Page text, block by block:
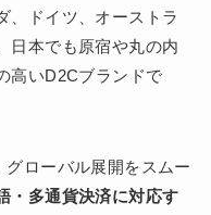
、ドイツ、オーストラ
日本でも原宿や丸の内
高いD2Cブランドで
ローバル展開をスムー
・多通貨決済に対応す